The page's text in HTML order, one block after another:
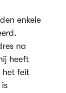
enkele
na
heeft
het feit